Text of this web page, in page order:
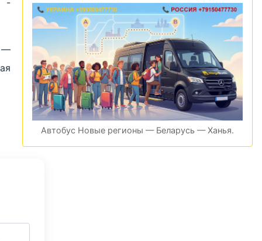
Автобус Новые регионы — Беларусь — Ханья.
-
—